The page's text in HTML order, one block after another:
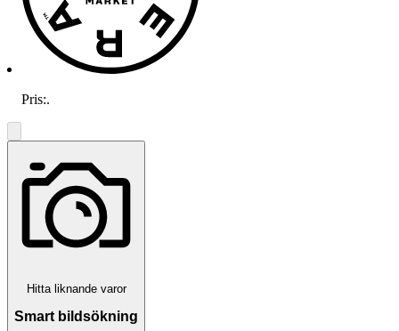
Pris:.
Hitta liknande varor
Smart bildsökning